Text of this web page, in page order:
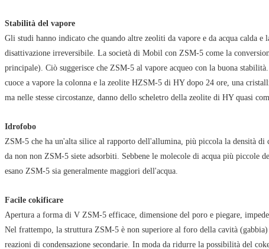
Stabilità del vapore
Gli studi hanno indicato che quando altre zeoliti da vapore e da acqua calda
disattivazione irreversibile. La società di Mobil con ZSM-5 come la
principale). Ciò suggerisce che ZSM-5 al vapore acqueo con la buona
cuoce a vapore la colonna e la zeolite HZSM-5 di HY dopo 24 ore, una
ma nelle stesse circostanze, danno dello scheletro della zeolite di HY quasi
Idrofobo
ZSM-5 che ha un'alta silice al rapporto dell'allumina, più piccola la densità
da non non ZSM-5 siete adsorbiti. Sebbene le molecole di acqua più piccole
esano ZSM-5 sia generalmente maggiori dell'acqua.
Facile cokificare
Apertura a forma di V ZSM-5 efficace, dimensione del poro e piegare,
Nel frattempo, la struttura ZSM-5 è non superiore al foro della cavità
reazioni di condensazione secondarie. In moda da ridurre la possibilità del